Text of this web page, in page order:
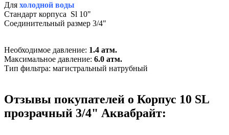
Для холодной воды
Стандарт корпуса Sl 10"
Cоединительный размер 3/4"
Необходимое давление: 1.4 атм.
Максимальное давление: 6.0 атм.
Тип фильтра: магистральный натрубный
Отзывы покупателей о Корпус 10 SL
прозрачный 3/4" Аквабрайт: